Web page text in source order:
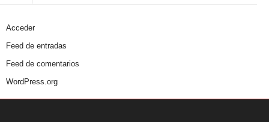
Acceder
Feed de entradas
Feed de comentarios
WordPress.org